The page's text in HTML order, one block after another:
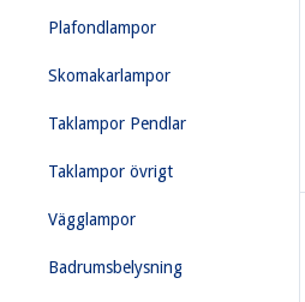
Plafondlampor
Skomakarlampor
Taklampor Pendlar
Taklampor övrigt
Vägglampor
Badrumsbelysning